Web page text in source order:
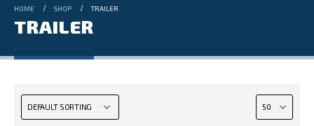
HOME SHOP TRAILER
TRAILER